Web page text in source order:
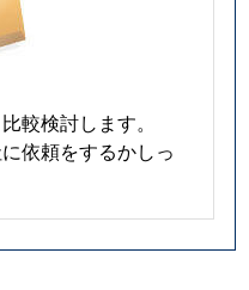
較検討します。
依頼をするかしっ